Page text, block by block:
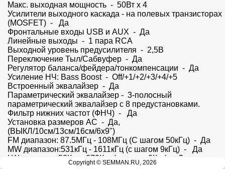
Макс. выходная мощность  -  50Вт x 4
Усилители выходного каскада - на полевых транзисторах
(MOSFET)  -   Да
Фронтальные входы USB и AUX  -  Да
Линейные выходы  -  1 пара RCA
Выходной уровень предусилителя  -  2,5В
Переключение Тыл/Сабвуфер  -  Да
Регулятор баланса/фейдера/тонкомпенсации  -  Да
Усиление НЧ: Bass Boost  -  Off/+1/+2/+3/+4/+5
Встроенный эквалайзер  -  Да
Параметрический эквалайзер -  3-полосный
параметрический эквалайзер с 8 предустановками.
Фильтр нижних частот (ФНЧ)  -   Да
Установка размеров АС  -  Да,
(ВЫКЛ/10см/13см/16см/6x9")
FM диапазон: 87.5МГц - 108МГц (С шагом 50кГц)  -  Да
MW диапазон:531кГц - 1611кГц (с шагом 9кГц)  -   Да
LW диапазон:53Кгц - 279Кгц (с шагом 9Кгц)  -  Да
Поддерживаемая версия USB  -  USB 2.0 High Speed
Copyright © SEMMAN.RU, 2026